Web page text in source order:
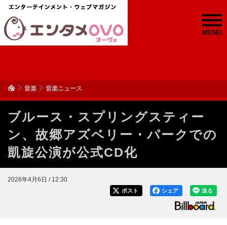
MENU
音楽 音楽ニュース
ブルース・スプリングスティー
ン、故郷アズベリー・パークでの
凱旋公演が公式CD化
2026年4月6日 / 12:30
送る
シェア
ポスト